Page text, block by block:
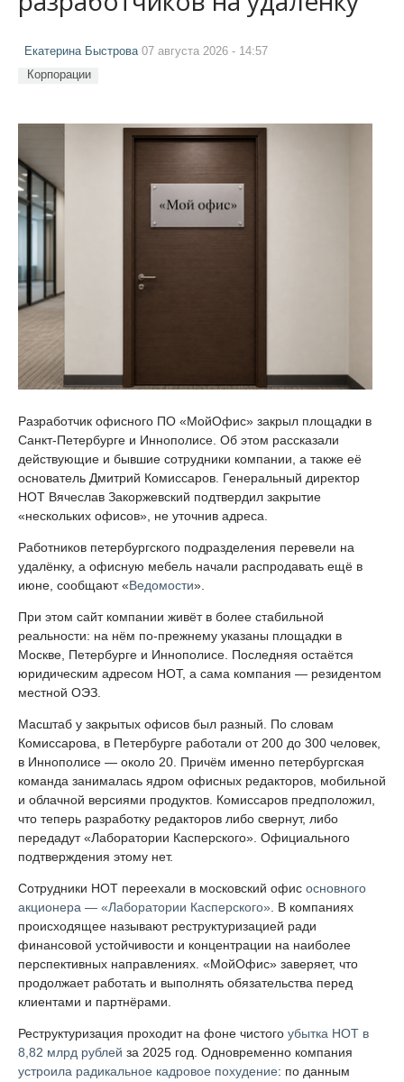
Екатерина Быстрова07 августа 2026 - 14:57
Корпорации
Разработчик офисного ПО «МойОфис» закрыл площадки в
Санкт-Петербурге и Иннополисе. Об этом рассказали
действующие и бывшие сотрудники компании, а также её
основатель Дмитрий Комиссаров. Генеральный директор
НОТ Вячеслав Закоржевский подтвердил закрытие
«нескольких офисов», не уточнив адреса.
Работников петербургского подразделения перевели на
удалёнку, а офисную мебель начали распродавать ещё в
июне, сообщают «Ведомости».
При этом сайт компании живёт в более стабильной
реальности: на нём по-прежнему указаны площадки в
Москве, Петербурге и Иннополисе. Последняя остаётся
юридическим адресом НОТ, а сама компания — резидентом
местной ОЭЗ.
Масштаб у закрытых офисов был разный. По словам
Комиссарова, в Петербурге работали от 200 до 300 человек,
в Иннополисе — около 20. Причём именно петербургская
команда занималась ядром офисных редакторов, мобильной
и облачной версиями продуктов. Комиссаров предположил,
что теперь разработку редакторов либо свернут, либо
передадут «Лаборатории Касперского». Официального
подтверждения этому нет.
Сотрудники НОТ переехали в московский офис основного
акционера — «Лаборатории Касперского» . В компаниях
происходящее называют реструктуризацией ради
финансовой устойчивости и концентрации на наиболее
перспективных направлениях. «МойОфис» заверяет, что
продолжает работать и выполнять обязательства перед
клиентами и партнёрами.
Реструктуризация проходит на фоне чистого убытка НОТ в
8,82 млрд рублей за 2025 год. Одновременно компания
устроила радикальное кадровое похудение: по данным